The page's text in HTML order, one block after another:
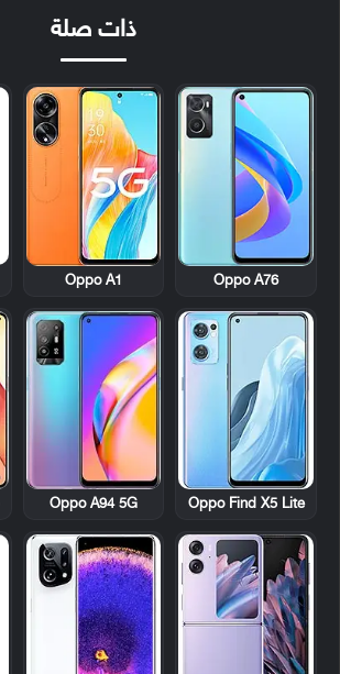
ذات صلة
Oppo A76
Oppo A1
Oppo Find X5 Lite
Oppo A94 5G